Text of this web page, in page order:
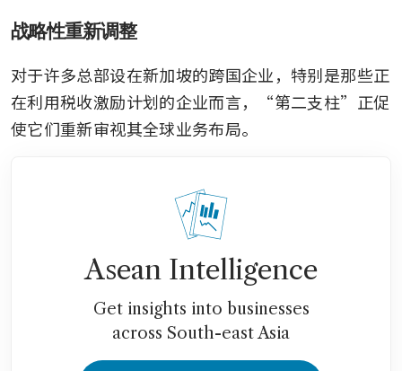
战略性重新调整
对于许多总部设在新加坡的跨国企业，特别是那些正
在利用税收激励计划的企业而言，“第二支柱”正促
使它们重新审视其全球业务布局。
Asean Intelligence
Get insights into businesses
across South-east Asia